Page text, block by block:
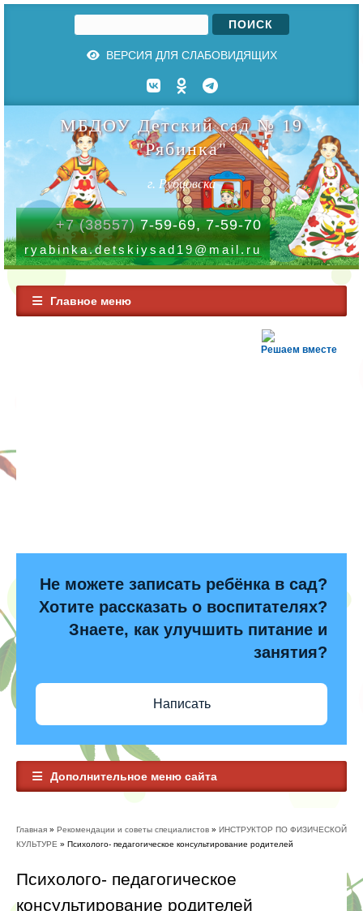
Форма поиска
ВЕРСИЯ ДЛЯ СЛАБОВИДЯЩИХ
МБДОУ Детский сад № 19
"Рябинка"
г. Рубцовска
+7 (38557)7-59-69, 7-59-70
ryabinka.detskiysad19@mail.ru
Главное меню
Решаем вместе
Не можете записать ребёнка в сад?
Хотите рассказать о воспитателях?
Знаете, как улучшить питание и
занятия?
Написать
Дополнительное меню сайта
Главная » Рекомендации и советы специалистов » ИНСТРУКТОР ПО ФИЗИЧЕСКОЙ
КУЛЬТУРЕ » Психолого- педагогическое консультирование родителей
Психолого- педагогическое
консультирование родителей